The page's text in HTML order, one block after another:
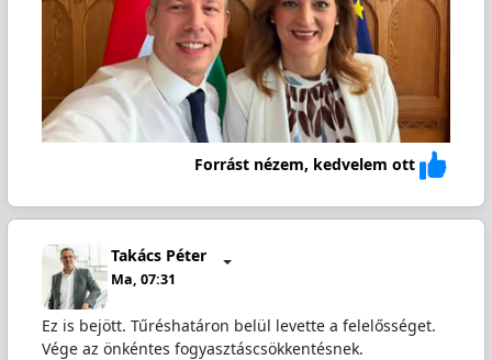
Forrást nézem, kedvelem ott
Takács Péter
Ma, 07:31
Ez is bejött. Tűréshatáron belül levette a felelősséget.
Vége az önkéntes fogyasztáscsökkentésnek.